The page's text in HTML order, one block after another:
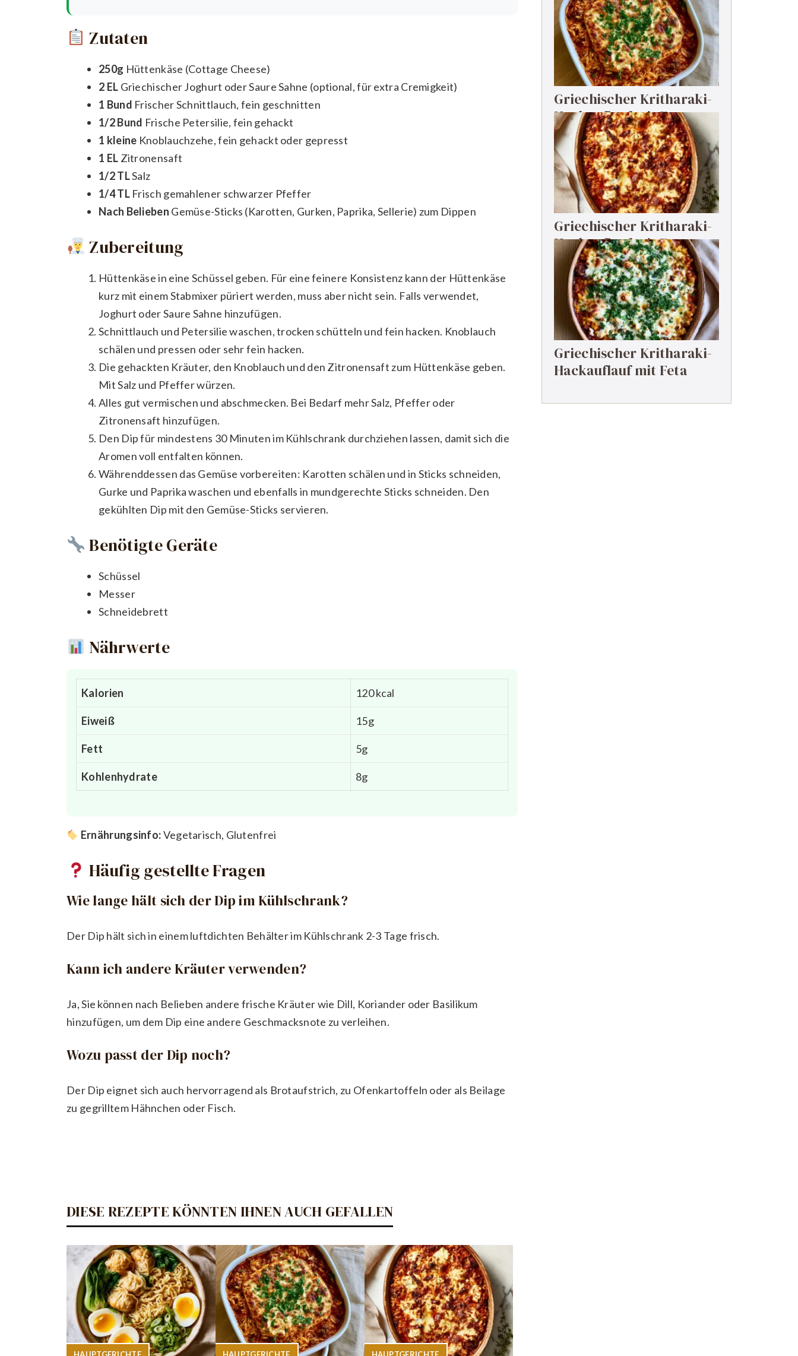
Zutaten
250g Hüttenkäse (Cottage Cheese)
2 EL Griechischer Joghurt oder Saure Sahne (optional, für extra Cremigkeit)
1 Bund Frischer Schnittlauch, fein geschnitten
1/2 Bund Frische Petersilie, fein gehackt
1 kleine Knoblauchzehe, fein gehackt oder gepresst
1 EL Zitronensaft
1/2 TLSalz
1/4 TLFrisch gemahlener schwarzer Pfeffer
Nach Belieben Gemüse-Sticks (Karotten, Gurken, Paprika, Sellerie) zum Dippen
Zubereitung
Hüttenkäse in eine Schüssel geben. Für eine feinere Konsistenz kann der Hüttenkäse
kurz mit einem Stabmixer püriert werden, muss aber nicht sein. Falls verwendet,
Joghurt oder Saure Sahne hinzufügen.
Schnittlauch und Petersilie waschen, trocken schütteln und fein hacken. Knoblauch
schälen und pressen oder sehr fein hacken.
Die gehackten Kräuter, den Knoblauch und den Zitronensaft zum Hüttenkäse geben.
Mit Salz und Pfeffer würzen.
Alles gut vermischen und abschmecken. Bei Bedarf mehr Salz, Pfeffer oder
Zitronensaft hinzufügen.
Den Dip für mindestens 30 Minuten im Kühlschrank durchziehen lassen, damit sich die
Aromen voll entfalten können.
Währenddessen das Gemüse vorbereiten: Karotten schälen und in Sticks schneiden,
Gurke und Paprika waschen und ebenfalls in mundgerechte Sticks schneiden. Den
gekühlten Dip mit den Gemüse-Sticks servieren.
Benötigte Geräte
Schüssel
Messer
Schneidebrett
Nährwerte
Kalorien 120 kcal
Eiweiß 15g
Fett 5g
Kohlenhydrate 8g
Ernährungsinfo:Vegetarisch, Glutenfrei
Häufig gestellte Fragen
Wie lange hält sich der Dip im Kühlschrank?
Der Dip hält sich in einem luftdichten Behälter im Kühlschrank 2-3 Tage frisch.
Kann ich andere Kräuter verwenden?
Ja, Sie können nach Belieben andere frische Kräuter wie Dill, Koriander oder Basilikum
hinzufügen, um dem Dip eine andere Geschmacksnote zu verleihen.
Wozu passt der Dip noch?
Der Dip eignet sich auch hervorragend als Brotaufstrich, zu Ofenkartoffeln oder als Beilage
zu gegrilltem Hähnchen oder Fisch.
DIESE REZEPTE KÖNNTEN IHNEN AUCH GEFALLEN
Griechischer Kritharaki-
Hackauflauf mit Feta
Griechischer Kritharaki-
Hackauflauf mit Feta
Griechischer Kritharaki-
Hackauflauf mit Feta